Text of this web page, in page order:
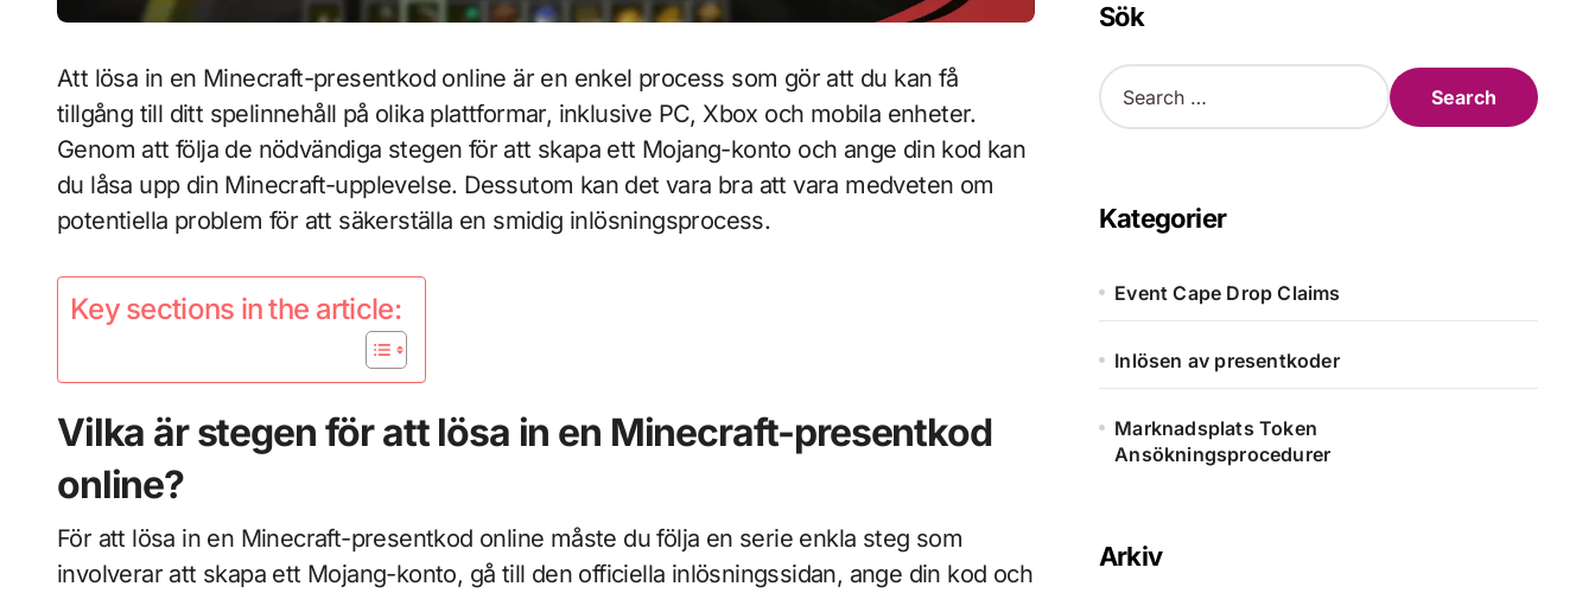
Att lösa in en Minecraft-presentkod online är en enkel process som gör att du kan få
tillgång till ditt spelinnehåll på olika plattformar, inklusive PC, Xbox och mobila enheter.
Genom att följa de nödvändiga stegen för att skapa ett Mojang-konto och ange din kod kan
du låsa upp din Minecraft-upplevelse. Dessutom kan det vara bra att vara medveten om
potentiella problem för att säkerställa en smidig inlösningsprocess.
Key sections in the article:
Vilka är stegen för att lösa in en Minecraft-presentkod
online?
För att lösa in en Minecraft-presentkod online måste du följa en serie enkla steg som
involverar att skapa ett Mojang-konto, gå till den officiella inlösningssidan, ange din kod och
Sök
S
e
h
f
r
Kategorier
Event Cape Drop Claims
Inlösen av presentkoder
Marknadsplats Token
Ansökningsprocedurer
Arkiv